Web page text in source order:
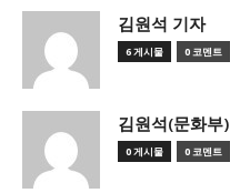
김원석 기자
6 게시물 0 코멘트
김원석(문화부)
0 게시물 0 코멘트